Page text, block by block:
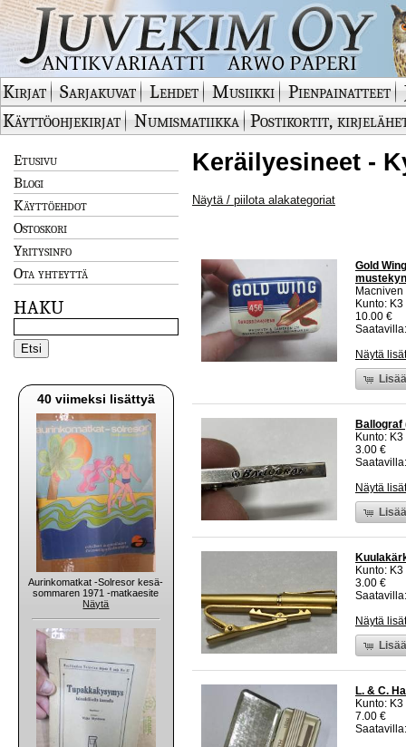
Kirjat Sarjakuvat Lehdet Musiikki Pienpainatteet
Käyttöohjekirjat
Numismatiikka Postikortit,
Etusivu
Blogi
Käyttöehdot
Ostoskori
Yritysinfo
Ota yhteyttä
HAKU
40 viimeksi lisättyä
Aurinkomatkat -Solresor kesä-
sommaren 1971 -matkaesite
Näytä
Keräilyesineet -
Näytä / piilota alakategoriat
Gold
Kunto:
10.00 €
Näytä
Ballograf
Kunto:
3.00 €
Näytä
Kunto:
3.00 €
Näytä
L. & C.
Kunto:
7.00 €